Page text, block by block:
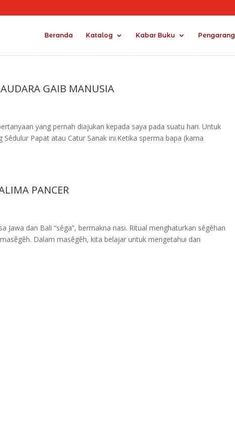
Beranda Katalog Kabar Buku Pengarang
GAIB MANUSIA
yang pernah diajukan kepada saya pada suatu hari. Untuk
Papat atau Catur Sanak ini.Ketika sperma bapa (kama
PANCER
Jawa dan Bali “sêga”, bermakna nasi. Ritual menghaturkan sêgêhan
Dalam masêgêh, kita belajar untuk mengetahui dan